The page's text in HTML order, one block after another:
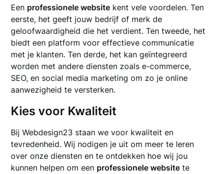
Een professionele website kent vele voordelen. Ten
eerste, het geeft jouw bedrijf of merk de
geloofwaardigheid die het verdient. Ten tweede, het
biedt een platform voor effectieve communicatie
met je klanten. Ten derde, het kan geïntegreerd
worden met andere diensten zoals e-commerce,
SEO, en social media marketing om zo je online
aanwezigheid te versterken.
Kies voor Kwaliteit
Bij Webdesign23 staan we voor kwaliteit en
tevredenheid. Wij nodigen je uit om meer te leren
over onze diensten en te ontdekken hoe wij jou
kunnen helpen om een professionele website te